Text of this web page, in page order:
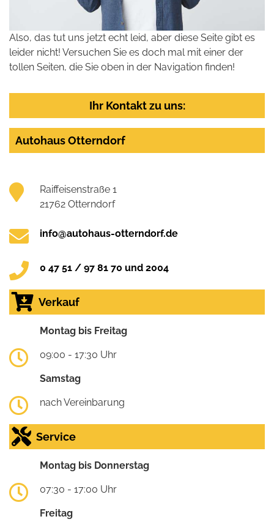
Also, das tut uns jetzt echt leid, aber diese Seite gibt es
leider nicht! Versuchen Sie es doch mal mit einer der
tollen Seiten, die Sie oben in der Navigation finden!
Ihr Kontakt zu uns:
Autohaus Otterndorf
Raiffeisenstraße 1
21762 Otterndorf
info@autohaus-otterndorf.de
0 47 51 / 97 81 70 und 2004
Verkauf
Montag bis Freitag
09:00 - 17:30 Uhr
Samstag
nach Vereinbarung
Service
Montag bis Donnerstag
07:30 - 17:00 Uhr
Freitag